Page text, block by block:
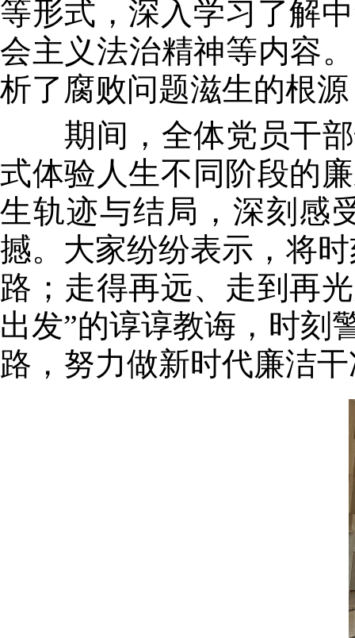
等形式，深入学习了解
会主义法治精神等内容
析了腐败问题滋生的根
期间，全体党员干部
式体验人生不同阶段的
生轨迹与结局，深刻感
撼。大家纷纷表示，将
路；走得再远、走到再
出发”的谆谆教诲，时刻
路，努力做新时代廉洁